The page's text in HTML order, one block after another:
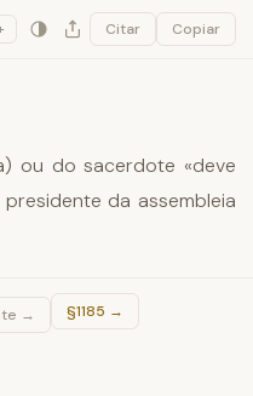
Católica
Citar Copiar
ou do sacerdote «deve
da assembleia
→ §1185 →